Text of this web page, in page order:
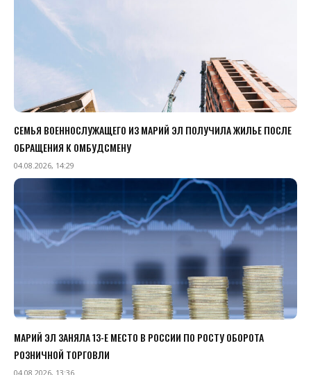
СЕМЬЯ ВОЕННОСЛУЖАЩЕГО ИЗ МАРИЙ ЭЛ ПОЛУЧИЛА ЖИЛЬЕ ПОСЛЕ
ОБРАЩЕНИЯ К ОМБУДСМЕНУ
04.08.2026, 14:29
МАРИЙ ЭЛ ЗАНЯЛА 13-Е МЕСТО В РОССИИ ПО РОСТУ ОБОРОТА
РОЗНИЧНОЙ ТОРГОВЛИ
04.08.2026, 13:36